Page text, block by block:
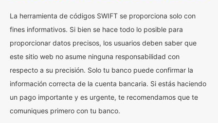
La herramienta de códigos SWIFT se proporciona solo con
fines informativos. Si bien se hace todo lo posible para
proporcionar datos precisos, los usuarios deben saber que
este sitio web no asume ninguna responsabilidad con
respecto a su precisión. Solo tu banco puede confirmar la
información correcta de la cuenta bancaria. Si estás haciendo
un pago importante y es urgente, te recomendamos que te
comuniques primero con tu banco.